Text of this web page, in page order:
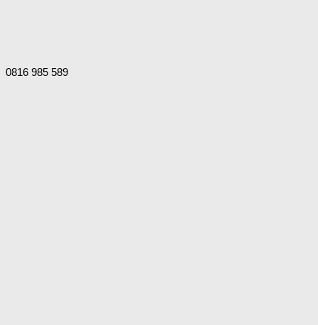
0816 985 589